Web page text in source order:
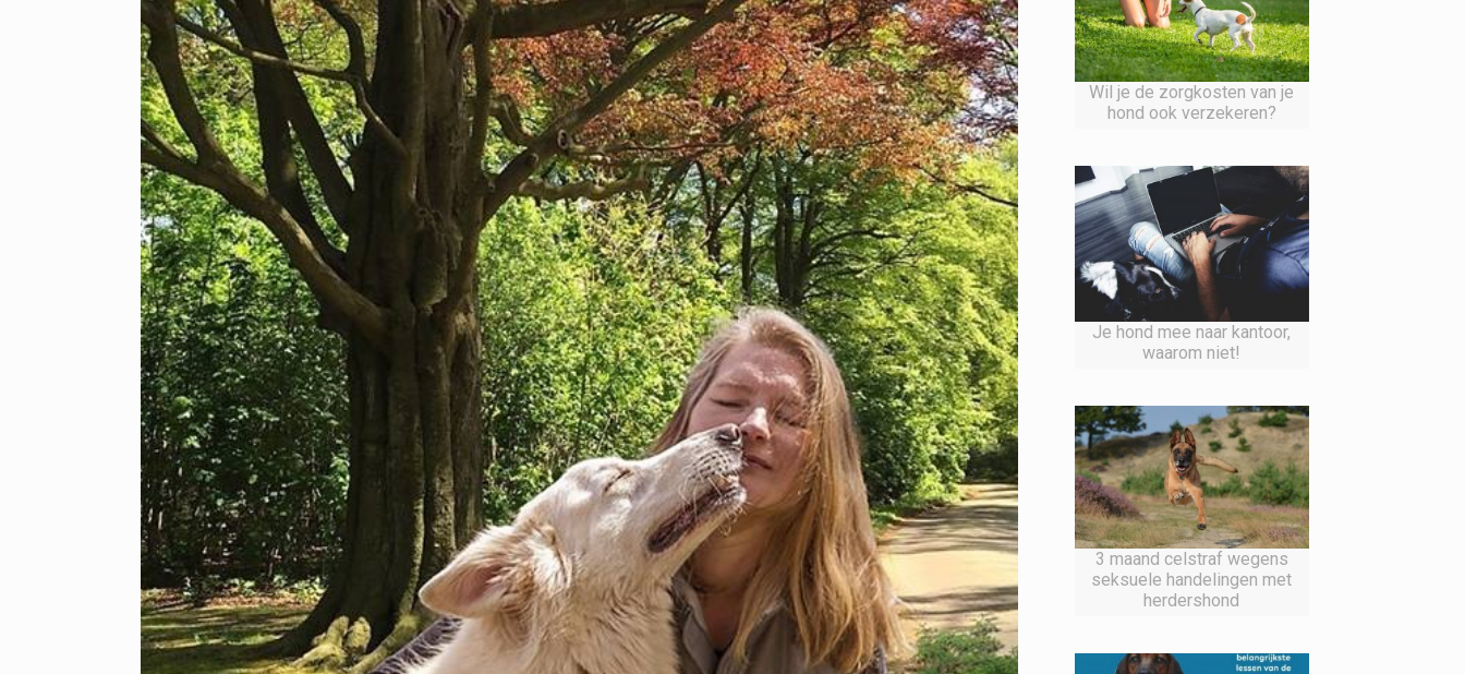
Wil je de zorgkosten van je
hond ook verzekeren?
Je hond mee naar kantoor,
waarom niet!
3 maand celstraf wegens
seksuele handelingen met
herdershond